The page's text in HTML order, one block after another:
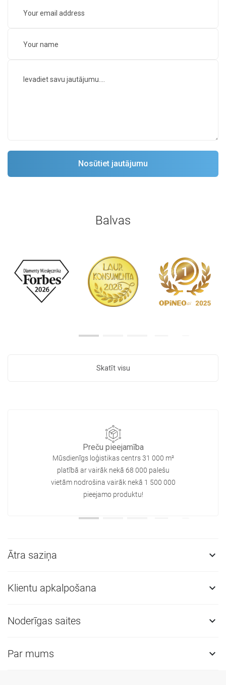
Balvas
Skatīt visu
Preču pieejamība
Mūsdienīgs loģistikas centrs 31 000 m²
platībā ar vairāk nekā 68 000 palešu
vietām nodrošina vairāk nekā 1 500 000
pieejamo produktu!
Ātra saziņa 
Klientu apkalpošana 
Noderīgas saites 
Par mums 